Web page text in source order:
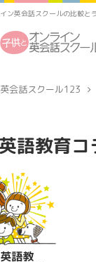
ン英会話スクールの比較と
会話スクール123
語教育コ
語教